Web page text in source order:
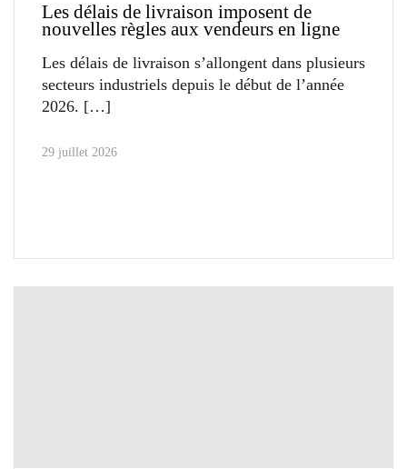
Les délais de livraison imposent de
nouvelles règles aux vendeurs en ligne
Les délais de livraison s’allongent dans plusieurs
secteurs industriels depuis le début de l’année
2026.
29 juillet 2026